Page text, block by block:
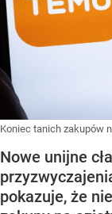
Koniec tanich zakupów
Nowe unijne
pokazuje, że